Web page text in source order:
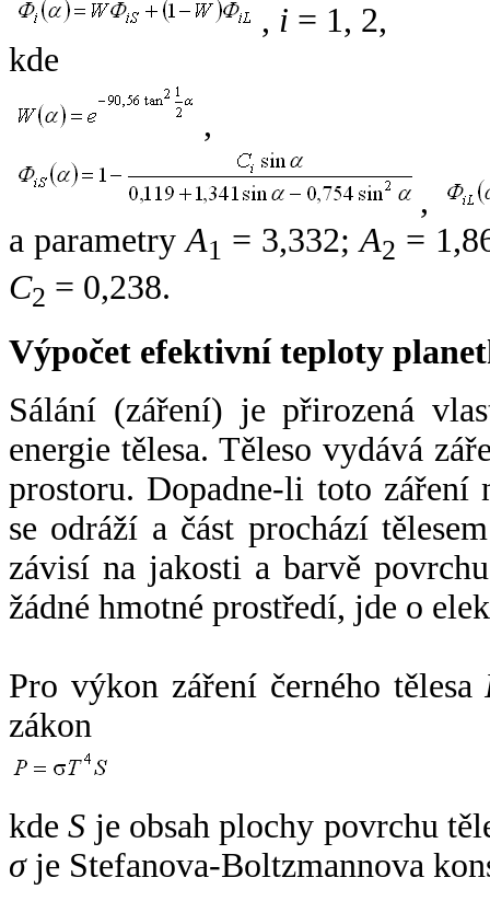
, i = 1, 2,
kde
,
,
a parametryA1 = 3,332;A2 =
C2 = 0,238.
Výpočet efektivní teploty
Sálání (záření) je přirozená
energie tělesa. Těleso vydává
prostoru. Dopadne-li toto záření
se odráží a část prochází
závisí na jakosti a barvě
žádné hmotné prostředí, jde o
Pro výkon záření černého tělesa
zákon
kdeS je obsah plochy povrchu
σje Stefanova-Boltzmannova